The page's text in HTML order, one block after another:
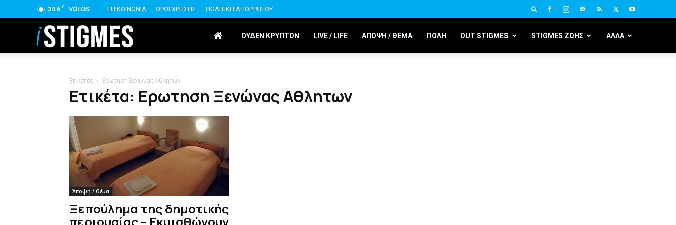
34.6 C VOLOS ΕΠΙΚΟΙΝΩΝΙΑ ΟΡΟΙ ΧΡΗΣΗΣ ΠΟΛΙΤΙΚΗ ΑΠΟΡΡΗΤΟΥ
istigmes ΟΥΔΕΝ ΚΡΥΠΤΟΝ LIVE / LIFE ΑΠΟΨΗ / ΘΕΜΑ ΠΟΛΗ OUT STIGMES STIGMES ΖΩΗΣ ΑΛΛΑ
Ετικέτες Ερωτηση Ξενώνας Αθλητων
Ετικέτα: Ερωτηση Ξενώνας Αθλητων
Άποψη / Θέμα
Ξεπούλημα της δημοτικής